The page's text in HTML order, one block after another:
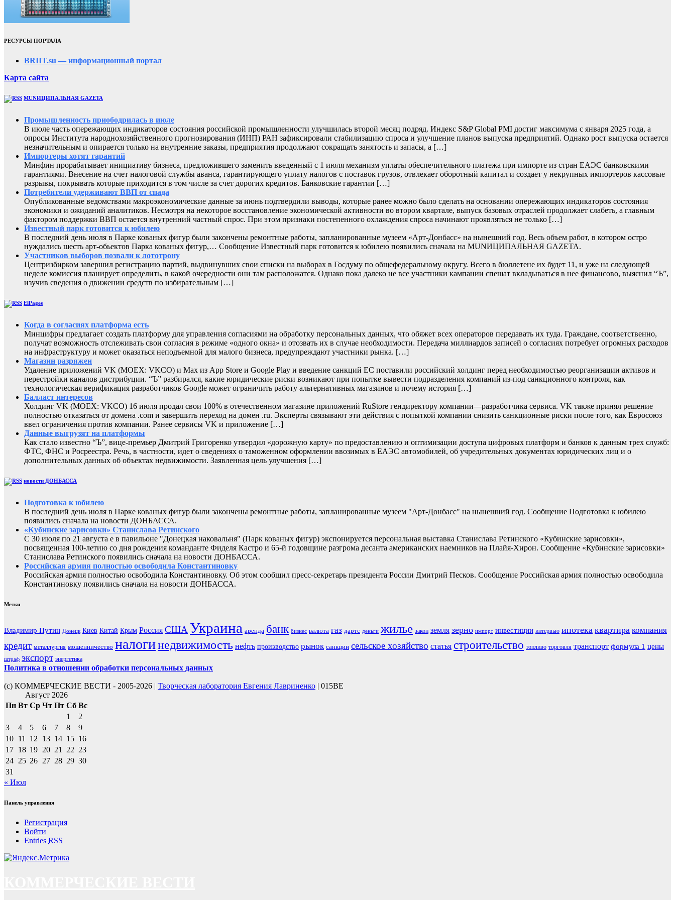
РЕСУРСЫ ПОРТАЛА
BRIIT.su — информационный портал
Карта сайта
MUNИЦИПАЛЬНАЯ GAZЕТА
Промышленность приободрилась в июле
В июле часть опережающих индикаторов состояния российской промышленности улучшилась второй месяц подряд. Индекс S&P Global PMI достиг максимума с января 2025 года, а
опросы Института народнохозяйственного прогнозирования (ИНП) РАН зафиксировали стабилизацию спроса и улучшение планов выпуска предприятий. Однако рост выпуска остается
незначительным и опирается только на внутренние заказы, предприятия продолжают сокращать занятость и запасы, а […]
Импортеры хотят гарантий
Минфин прорабатывает инициативу бизнеса, предложившего заменить введенный с 1 июля механизм уплаты обеспечительного платежа при импорте из стран ЕАЭС банковскими
гарантиями. Внесение на счет налоговой службы аванса, гарантирующего уплату налогов с поставок грузов, отвлекает оборотный капитал и создает у некрупных импортеров кассовые
разрывы, покрывать которые приходится в том числе за счет дорогих кредитов. Банковские гарантии […]
Потребители удерживают ВВП от спада
Опубликованные ведомствами макроэкономические данные за июнь подтвердили выводы, которые ранее можно было сделать на основании опережающих индикаторов состояния
экономики и ожиданий аналитиков. Несмотря на некоторое восстановление экономической активности во втором квартале, выпуск базовых отраслей продолжает слабеть, а главным
фактором поддержки ВВП остается внутренний частный спрос. При этом признаки постепенного охлаждения спроса начинают проявляться не только […]
Известный парк готовится к юбилею
В последний день июля в Парке кованых фигур были закончены ремонтные работы, запланированные музеем «Арт-Донбасс» на нынешний год. Весь объем работ, в котором остро
нуждались шесть арт-обьектов Парка кованых фигур,… Сообщение Известный парк готовится к юбилею появились сначала на MUNИЦИПАЛЬНАЯ GAZЕТА.
Участников выборов позвали к лототрону
Центризбирком завершил регистрацию партий, выдвинувших свои списки на выборах в Госдуму по общефедеральному округу. Всего в бюллетене их будет 11, и уже на следующей
неделе комиссия планирует определить, в какой очередности они там расположатся. Однако пока далеко не все участники кампании спешат вкладываться в нее финансово, выяснил “Ъ”,
изучив сведения о движении средств по избирательным […]
ElPages
Когда в согласиях платформа есть
Минцифры предлагает создать платформу для управления согласиями на обработку персональных данных, что обяжет всех операторов передавать их туда. Граждане, соответственно,
получат возможность отслеживать свои согласия в режиме «одного окна» и отозвать их в случае необходимости. Передача миллиардов записей о согласиях потребует огромных расходов
на инфраструктуру и может оказаться неподъемной для малого бизнеса, предупреждают участники рынка. […]
Магазин разряжен
Удаление приложений VK (MOEX: VKCO) и Max из App Store и Google Play и введение санкций ЕС поставили российский холдинг перед необходимостью реорганизации активов и
перестройки каналов дистрибуции. “Ъ” разбирался, какие юридические риски возникают при попытке вывести подразделения компаний из-под санкционного контроля, как
технологическая верификация разработчиков Google может ограничить работу альтернативных магазинов и почему история […]
Балласт интересов
Холдинг VK (MOEX: VKCO) 16 июля продал свои 100% в отечественном магазине приложений RuStore гендиректору компании—разработчика сервиса. VK также принял решение
полностью отказаться от домена .com и завершить переход на домен .ru. Эксперты связывают эти действия с попыткой компании снизить санкционные риски после того, как Евросоюз
ввел ограничения против компании. Ранее сервисы VK и приложение […]
Данные выгрузят на платформы
Как стало известно “Ъ”, вице-премьер Дмитрий Григоренко утвердил «дорожную карту» по предоставлению и оптимизации доступа цифровых платформ и банков к данным трех служб:
ФТС, ФНС и Росреестра. Речь, в частности, идет о сведениях о таможенном оформлении ввозимых в ЕАЭС автомобилей, об учредительных документах юридических лиц и о
дополнительных данных об объектах недвижимости. Заявленная цель улучшения […]
новости ДОНБАССА
Подготовка к юбилею
В последний день июля в Парке кованых фигур были закончены ремонтные работы, запланированные музеем "Арт-Донбасс" на нынешний год. Сообщение Подготовка к юбилею
появились сначала на новости ДОНБАССА.
«Кубинские зарисовки» Станислава Ретинского
С 30 июля по 21 августа е в павильоне "Донецкая наковальня" (Парк кованых фигур) экспонируется персональная выставка Станислава Ретинского «Кубинские зарисовки»,
посвященная 100-летию со дня рождения команданте Фиделя Кастро и 65-й годовщине разгрома десанта американских наемников на Плайя-Хирон. Сообщение «Кубинские зарисовки»
Станислава Ретинского появились сначала на новости ДОНБАССА.
Российская армия полностью освободила Константиновку
Российская армия полностью освободила Константиновку. Об этом сообщил пресс-секретарь президента России Дмитрий Песков. Сообщение Российская армия полностью освободила
Константиновку появились сначала на новости ДОНБАССА.
Метки
Владимир Путин Донецк Киев Китай Крым Россия США Украина аренда банк бизнес валюта газ дартс деньги жилье закон земля зерно импорт инвестиции интервью ипотека квартира компания
кредит металлургия мошенничество налогинедвижимость нефть производство рынок санкции сельское хозяйство статья строительство топливо торговля транспорт формула 1 цены
штраф экспорт энергетика
Политика в отношении обработки персональных данных
(с) КОММЕРЧЕСКИЕ ВЕСТИ - 2005-2026 | Творческая лаборатория Евгения Лавриненко | 015BE
Август 2026
Пн Вт Ср Чт Пт Сб Вс
1
2
3
4 5 6 7 8
9
10 11 12 13 14 15 16
17 18 19 20 21 22 23
24 25 26 27 28 29 30
31
« Июл
Панель управления
Регистрация
Войти
Entries RSS